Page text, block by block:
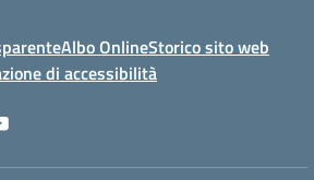
Albo OnlineStorico sito web
di accessibilità